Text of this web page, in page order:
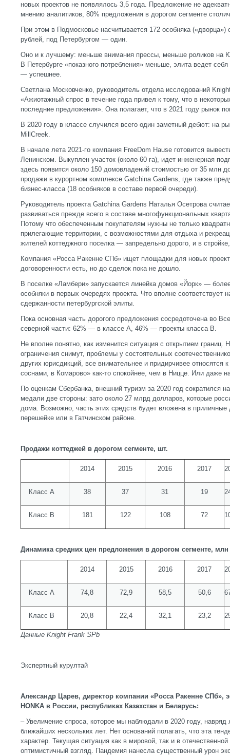
новых проектов не появлялось 3,5 года. Предложение не
мнению аналитиков, 80% предложения в дорогом сегменте
При этом в Подмосковье насчитывается 172 особняка
рублей, под Петербургом — один.
Оно и к лучшему: меньше внимания прессы, меньше роликов на
В Петербурге «показного потребления» меньше, элита ведет
— успешнее.
Светлана Московченко, руководитель отдела исследований
«Ажиотажный спрос в течение года привел к тому, что в
последние предложения». Она полагает, что в 2021 году рынок
В 2020 году в классе случился всего один заметный дебют: на
MillCreek.
В начале лета 2021-го компания FreeDom Hause готовится
Ленинском. Выкуплен участок (около 60 га), идет инженерная
здесь появится около 150 домовладений стоимостью от 35 млн
продажи в курортном комплексе Gatchina Gardens, где также
бизнес-класса (18 особняков в составе первой очереди).
Руководитель проекта Gatchina Gardens Наталья Осетрова
развиваться прежде всего в составе многофункциональных
Потому что обеспеченным покупателям нужны не только
прилегающие территории, с возможностями для отдыха и
жителей коттеджного поселка — запредельно дорого, и в
Компания «Росса Ракенне СПб» ищет площадки для новых
договоренности есть, но до сделок пока не дошло.
В поселке «Ламбери» запускается линейка домов «Йорк» —
особняки в первых очередях проекта. Что вполне соответствует
сдержанности петербургской элиты.
Пока основная часть дорогого предложения сосредоточена во
северной части: 62% — в классе А, 46% — проекты класса В.
Не вполне понятно, как изменится ситуация с открытием границ.
ограничения снимут, проблемы у состоятельных
других юрисдикций, все внимательнее и придирчивее относятся
соснами, в Комарово» как-то спокойнее, чем в Ницце. Или даже
По оценкам Сбербанка, внешний туризм за 2020 год сократился
медали две стороны: зато около 27 млрд долларов, которые
дома. Возможно, часть этих средств будет вложена в
перешейке или в Гатчинском районе.
Продажи коттеджей в дорогом сегменте, шт.
2014 2015 2016 2017
Класс А 38 37 31 19
Класс В 181 122 108 72
Динамика средних цен предложения в дорогом сегменте, млн
2014 2015 2016 2017
Класс А 74,8 72,9 58,5 50,6
Класс В 20,8 22,4 32,1 23,2
Данные Knight Frank SPb
Экспертный курултай
Александр Царев, директор компании «Росса Ракенне СПб»,
HONKA в России, республиках Казахстан и Беларусь:
– Увеличение спроса, которое мы наблюдали в 2020 году, навряд
ближайших нескольких лет. Нет оснований полагать, что эта
характер. Текущая ситуация как в мировой, так и в
оптимистичный взгляд. Пандемия нанесла существенный урон